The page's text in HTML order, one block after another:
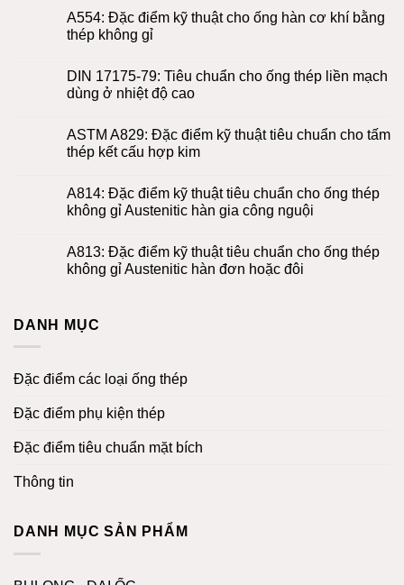
A554: Đặc điểm kỹ thuật cho ống hàn cơ khí bằng
thép không gỉ
DIN 17175-79: Tiêu chuẩn cho ống thép liền mạch
dùng ở nhiệt độ cao
ASTM A829: Đặc điểm kỹ thuật tiêu chuẩn cho tấm
thép kết cấu hợp kim
A814: Đặc điểm kỹ thuật tiêu chuẩn cho ống thép
không gỉ Austenitic hàn gia công nguội
A813: Đặc điểm kỹ thuật tiêu chuẩn cho ống thép
không gỉ Austenitic hàn đơn hoặc đôi
DANH MỤC
Đặc điểm các loại ống thép
Đặc điểm phụ kiện thép
Đặc điểm tiêu chuẩn mặt bích
Thông tin
DANH MỤC SẢN PHẨM